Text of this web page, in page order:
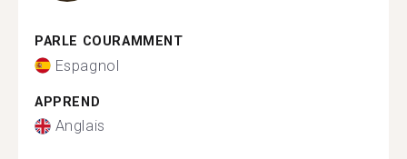
PARLE COURAMMENT
Espagnol
APPREND
Anglais